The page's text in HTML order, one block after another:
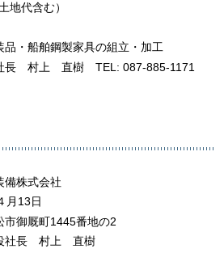
代含む）
・船舶鋼製家具の組立・加工
長 村上 直樹 TEL: 087-885-1171
式会社
13日
御厩町1445番地の2
長 村上 直樹